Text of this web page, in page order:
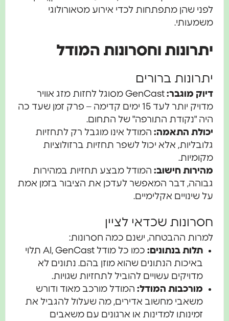
לפני שהן מתפתחות לכדי אירוע מטאורולוגי
משמעותי.
יתרונות וחסרונות המודל
יתרונות ברורים
דיוק מוגבר:
GenCast מסוגל לחזות מזג אוויר
מדויק יותר לעד 15 ימים קדימה – פרק זמן שעד כה
היה "נקודת התורפה" של התחום.
יכולת התאמה:המודל אינו מוגבל רק לתחזיות
גלובליות, אלא יכול לשפר תחזיות ברזולוציות
מקומיות.
מהירות חישוב:המודל מבצע תחזיות במהירות
גבוהה, דבר המאפשר לעדכן את הציבור בזמן אמת
על שינויים אקלימיים.
חסרונות שכדאי לציין
למרות ההבטחה, ישנם כמה חסרונות:
תלות בנתונים:
כמו כל מודל AI, GenCast תלוי
באיכות הנתונים שהוא מוזן בהם. נתונים לא
מדויקים עשויים להוביל לתחזיות שגויות.
מורכבות המודל:המודל מורכב מאוד ודורש
משאבי מחשוב אדירים, מה שעלול להגביל את
זמינותו למדינות או ארגונים עם משאבים